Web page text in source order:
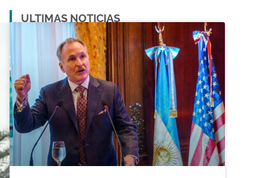
ULTIMAS NOTICIAS